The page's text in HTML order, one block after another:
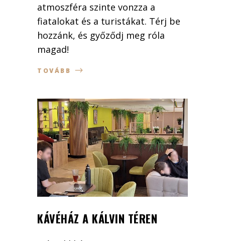
atmoszféra szinte vonzza a
fiatalokat és a turistákat. Térj be
hozzánk, és győződj meg róla
magad!
TOVÁBB
KÁVÉHÁZ A KÁLVIN TÉREN